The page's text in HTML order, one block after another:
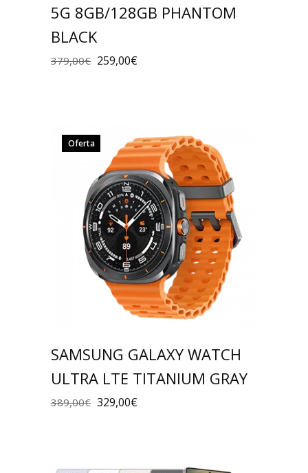
5G 8GB/128GB PHANTOM
BLACK
379,00€ 259,00€
Oferta
SAMSUNG GALAXY WATCH
ULTRA LTE TITANIUM GRAY
389,00€ 329,00€